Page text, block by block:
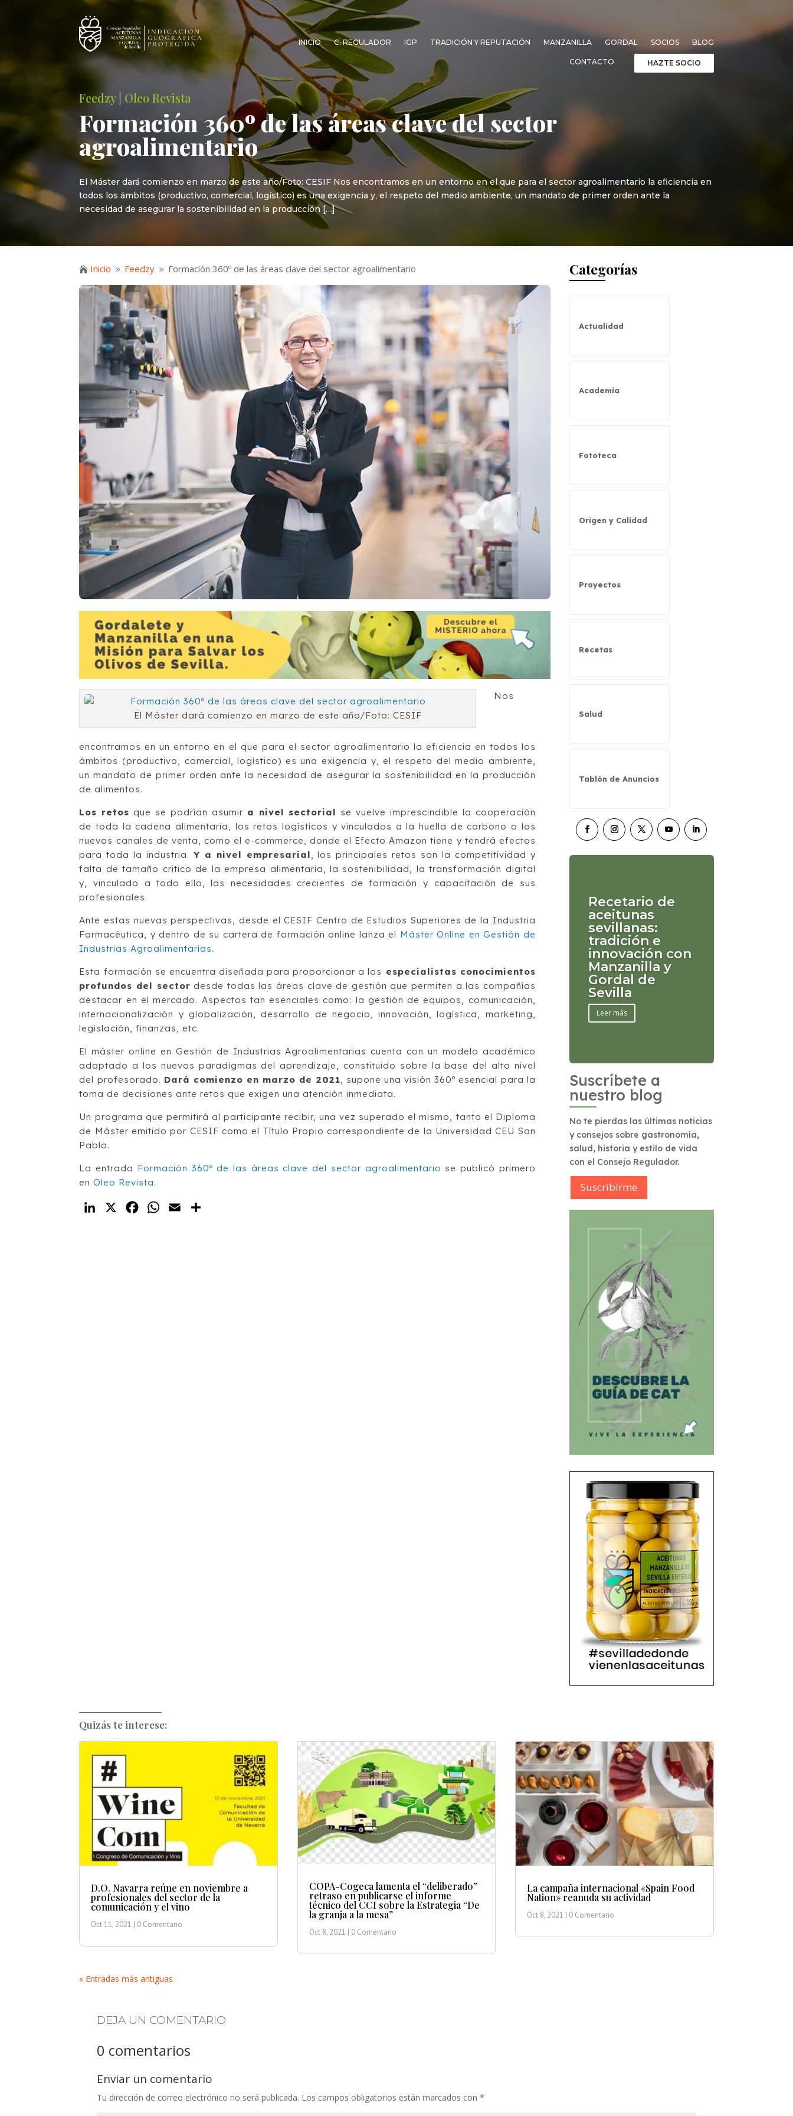
INICIO C. REGULADOR IGP TRADICIÓN Y REPUTACIÓN MANZANILLA GORDAL SOCIOS BLOG
CONTACTO HAZTE SOCIO
Feedzy| Oleo Revista
Formación 360º de las áreas clave del sector
agroalimentario
El Máster dará comienzo en marzo de este año/Foto: CESIF Nos encontramos en un entorno en el que para el sector agroalimentario la eficiencia en
todos los ámbitos (productivo, comercial, logístico) es una exigencia y, el respeto del medio ambiente, un mandato de primer orden ante la
necesidad de asegurar la sostenibilidad en la producción […]
 Inicio 9 Feedzy 9 Formación 360º de las áreas clave del sector agroalimentario
El Máster dará comienzo en marzo de este año/Foto: CESIF
Nos
encontramos en un entorno en el que para el sector agroalimentario la eficiencia en todos los
ámbitos (productivo, comercial, logístico) es una exigencia y, el respeto del medio ambiente,
un mandato de primer orden ante la necesidad de asegurar la sostenibilidad en la producción
de alimentos.
Los retos que se podrían asumir a nivel sectorial se vuelve imprescindible la cooperación
de toda la cadena alimentaria, los retos logísticos y vinculados a la huella de carbono o los
nuevos canales de venta, como el e-commerce, donde el Efecto Amazon tiene y tendrá efectos
para toda la industria. Y a nivel empresarial , los principales retos son la competitividad y
falta de tamaño crítico de la empresa alimentaria, la sostenibilidad, la transformación digital
y, vinculado a todo ello, las necesidades crecientes de formación y capacitación de sus
profesionales.
Ante estas nuevas perspectivas, desde el CESIF Centro de Estudios Superiores de la Industria
Farmacéutica, y dentro de su cartera de formación online lanza el Máster Online en Gestión de
Industrias Agroalimentarias.
Esta formación se encuentra diseñada para proporcionar a los especialistas conocimientos
profundos del sector desde todas las áreas clave de gestión que permiten a las compañías
destacar en el mercado. Aspectos tan esenciales como: la gestión de equipos, comunicación,
internacionalización y globalización, desarrollo de negocio, innovación, logística, marketing,
legislación, finanzas, etc.
El máster online en Gestión de Industrias Agroalimentarias cuenta con un modelo académico
adaptado a los nuevos paradigmas del aprendizaje, constituido sobre la base del alto nivel
del profesorado. Dará comienzo en marzo de 2021 , supone una visión 360º esencial para la
toma de decisiones ante retos que exigen una atención inmediata.
Un programa que permitirá al participante recibir, una vez superado el mismo, tanto el Diploma
de Máster emitido por CESIF como el Título Propio correspondiente de la Universidad CEU San
Pablo.
La entrada Formación 360º de las áreas clave del sector agroalimentario se publicó primero
enOleo Revista.
LinkedIn
X FacebookWhatsApp
Email
Categorías
Actualidad
Academia
Fototeca
Origen y Calidad
Proyectos
Recetas
Salud
Tablón de Anuncios
Recetario de
aceitunas
sevillanas:
tradición e
innovación con
Manzanilla y
Gordal de
Sevilla
Leer más
Suscríbete a
nuestro blog
No te pierdas las últimas noticias
y consejos sobre gastronomía,
salud, historia y estilo de vida
con el Consejo Regulador.
Suscribírme
Quizás te interese:
D.O. Navarra reúne en noviembre a
profesionales del sector de la
comunicación y el vino
Oct 11, 2021 | 0 Comentario
COPA-Cogeca lamenta el “deliberado”
retraso en publicarse el informe
técnico del CCI sobre la Estrategia “De
la granja a la mesa”
Oct 8, 2021 | 0 Comentario
La campaña internacional «Spain Food
Nation» reanuda su actividad
Oct 8, 2021 | 0 Comentario
« Entradas más antiguas
DEJA UN COMENTARIO
0 comentarios
Enviar un comentario
Tu dirección de correo electrónico no será publicada. Los campos obligatorios están marcados con*